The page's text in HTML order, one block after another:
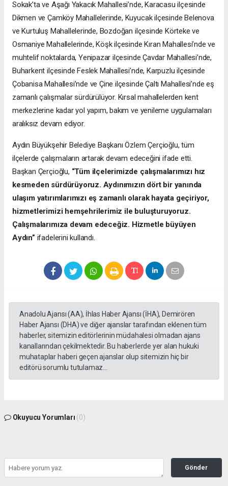
Sokak’ta ve Aşağı Yakacık Mahallesi’nde, Karacasu ilçesinde
Dikmen ve Çamköy Mahallelerinde, Kuyucak ilçesinde Belenova
ve Kurtuluş Mahallelerinde, Bozdoğan ilçesinde Körteke ve
Osmaniye Mahallelerinde, Köşk ilçesinde Kıran Mahallesi’nde ve
muhtelif noktalarda, Yenipazar ilçesinde Çavdar Mahallesi’nde,
Buharkent ilçesinde Feslek Mahallesi’nde, Karpuzlu ilçesinde
Çobanisa Mahallesi’nde ve Çine ilçesinde Çaltı Mahallesi’nde eş
zamanlı çalışmalar sürdürülüyor. Kırsal mahallelerden kent
merkezlerine kadar yol yapım, bakım ve yenileme uygulamaları
aralıksız devam ediyor.
Aydın Büyükşehir Belediye Başkanı Özlem Çerçioğlu, tüm
ilçelerde çalışmaların artarak devam edeceğini ifade etti.
Başkan Çerçioğlu, “Tüm ilçelerimizde çalışmalarımızı hız
kesmeden sürdürüyoruz. Aydınımızın dört bir yanında
ulaşım yatırımlarımızı eş zamanlı olarak hayata geçiriyor,
hizmetlerimizi hemşehrilerimiz ile buluşturuyoruz.
Çalışmalarımıza devam edeceğiz. Hizmetle büyüyen
Aydın” ifadelerini kullandı.
Anadolu Ajansı (AA), İhlas Haber Ajansı (İHA), Demirören
Haber Ajansı (DHA) ve diğer ajanslar tarafından eklenen tüm
haberler, sitemizin editörlerinin müdahalesi olmadan ajans
kanallarından çekilmektedir. Bu haberlerde yer alan hukuki
muhataplar haberi geçen ajanslar olup sitemizin hiç bir
editörü sorumlu tutulamaz...
Okuyucu Yorumları (0)
Gönder